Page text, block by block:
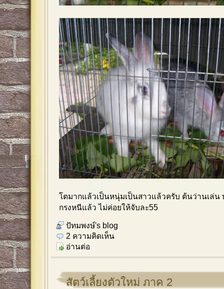
โตมากแล้วเป็นหนุ่มเป็นสาวแล้วครับ ต้นว่านเล่น
กรงหนีแล้ว ไม่ค่อยให้จับละ55
ปัทมพงษ์'s blog
2 ความคิดเห็น
อ่านต่อ
สัตว์เลี้ยงตัวใหม่ ภาค 2